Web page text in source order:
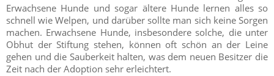
Erwachsene Hunde und sogar ältere Hunde lernen alles so
schnell wie Welpen, und darüber sollte man sich keine Sorgen
machen. Erwachsene Hunde, insbesondere solche, die unter
Obhut der Stiftung stehen, können oft schön an der Leine
gehen und die Sauberkeit halten, was dem neuen Besitzer die
Zeit nach der Adoption sehr erleichtert.